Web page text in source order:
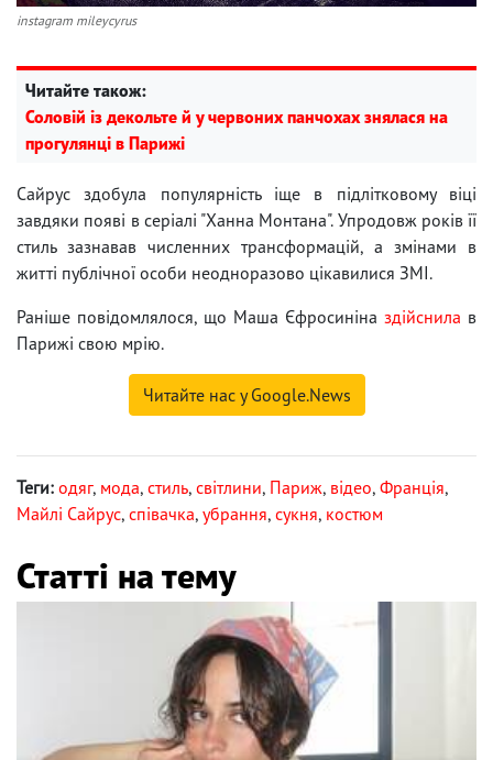
instagram mileycyrus
Читайте також:
Соловій із декольте й у червоних панчохах знялася на
прогулянці в Парижі
Сайрус здобула популярність іще в підлітковому віці
завдяки появі в серіалі "Ханна Монтана". Упродовж років її
стиль зазнавав численних трансформацій, а змінами в
житті публічної особи неодноразово цікавилися ЗМІ.
Раніше повідомлялося, що Маша Єфросиніна здійснила в
Парижі свою мрію.
Читайте нас у Google.News
Теги: одяг, мода, стиль, світлини, Париж, відео, Франція,
Майлі Сайрус, співачка, убрання, сукня, костюм
Статті на тему